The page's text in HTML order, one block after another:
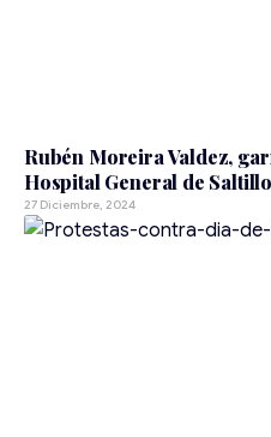
Rubén Moreira Valdez,
Hospital General de Saltillo
27 Diciembre, 2024